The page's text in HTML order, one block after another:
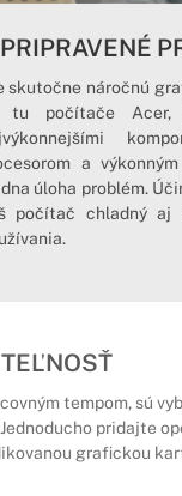
PRIPRAVENÉ
skutočne náročnú
tu počítače Acer,
a
úloha problém.
počítač chladný aj
tempom, sú
pridajte
grafickou